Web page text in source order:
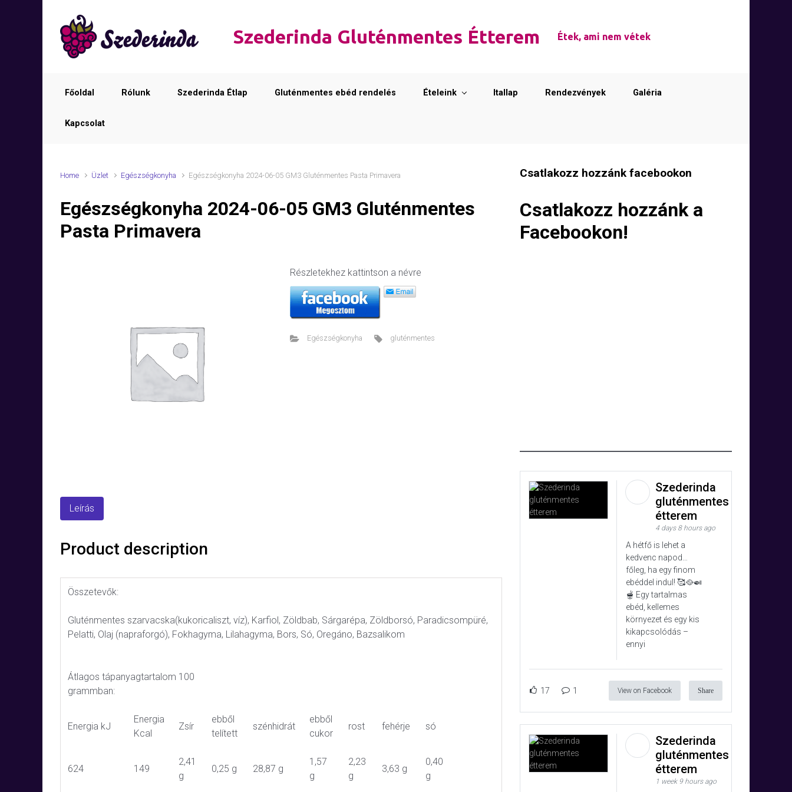
Szederinda Gluténmentes Étterem Étek, ami nem vétek
Főoldal Rólunk Szederinda Étlap Gluténmentes ebéd rendelés Ételeink Itallap Rendezvények Galéria
Kapcsolat
Home Üzlet Egészségkonyha Egészségkonyha 2024-06-05 GM3 Gluténmentes Pasta Primavera
Egészségkonyha 2024-06-05 GM3 Gluténmentes
Pasta Primavera
Részletekhez kattintson a névre
Egészségkonyha gluténmentes
Leírás
Product description
Összetevők:
Gluténmentes szarvacska(kukoricaliszt, víz), Karfiol, Zöldbab, Sárgarépa, Zöldborsó, Paradicsompüré,
Pelatti, Olaj (napraforgó), Fokhagyma, Lilahagyma, Bors, Só, Oregáno, Bazsalikom
Átlagos tápanyagtartalom 100
grammban:
Energia kJ
Energia
Kcal
Zsír
ebből
telített
szénhidrát
ebből
cukor
rost fehérje só
624 149
2,41
g
0,25 g 28,87 g
1,57
g
2,23
g
3,63 g
0,40
g
Csatlakozz hozzánk facebookon
Csatlakozz hozzánk a
Facebookon!
Szederinda
gluténmentes
étterem
4 days 8 hours ago
A hétfő is lehet a
kedvenc napod…
főleg, ha egy finom
ebéddel indul! 🥰🥘🍛
🫕 Egy tartalmas
ebéd, kellemes
környezet és egy kis
kikapcsolódás –
ennyi
17 1 View on Facebook Share
Szederinda
gluténmentes
étterem
1 week 9 hours ago